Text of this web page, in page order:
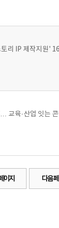
리 IP 제작지원'
교육·산업 잇는
이지 다음